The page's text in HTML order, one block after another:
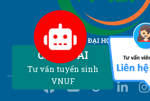
TRƯỜNG ĐẠI HỌC LÂM
Vietnam National University of
Chatbot AI
Tư vấn tuyển sinh
VNUF